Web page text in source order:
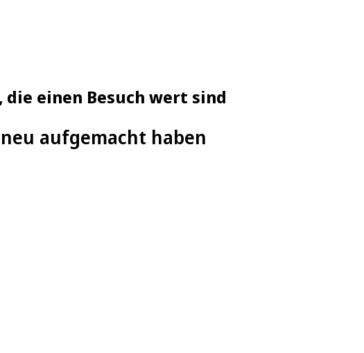
einen Besuch wert sind
aufgemacht haben